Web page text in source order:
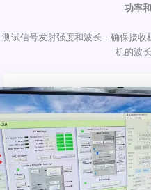
功率
测试信号发射强度和波长，确保接
机的波